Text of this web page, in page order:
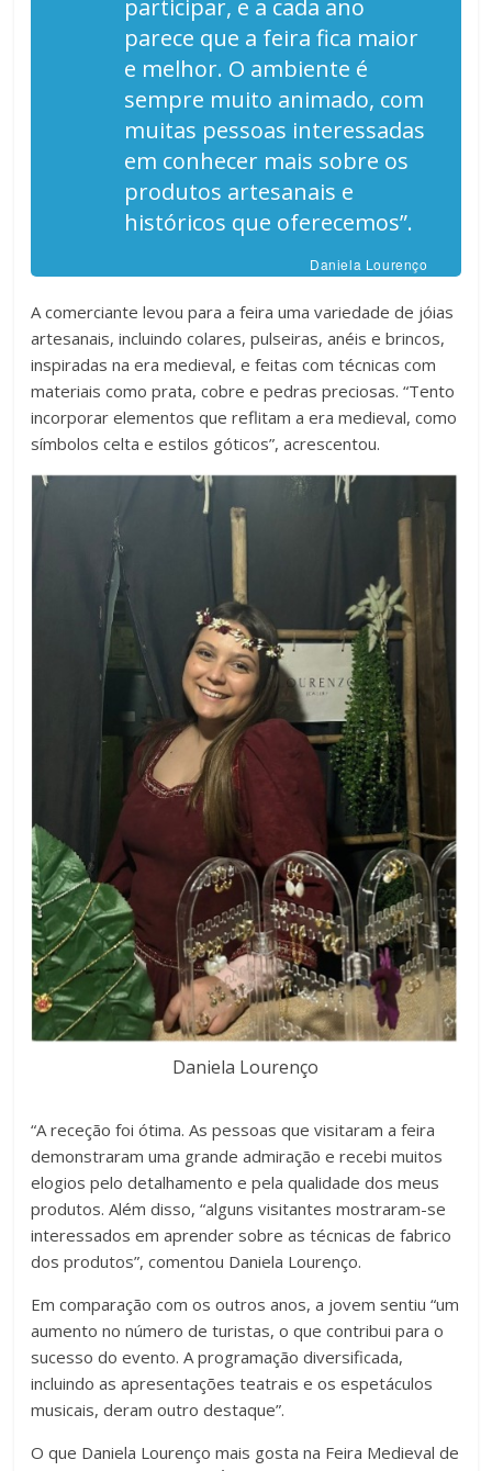
participar, e a cada ano
parece que a feira fica maior
e melhor. O ambiente é
sempre muito animado, com
muitas pessoas interessadas
em conhecer mais sobre os
produtos artesanais e
históricos que oferecemos”.
Daniela Lourenço
A comerciante levou para a feira uma variedade de jóias
artesanais, incluindo colares, pulseiras, anéis e brincos,
inspiradas na era medieval, e feitas com técnicas com
materiais como prata, cobre e pedras preciosas. “Tento
incorporar elementos que reflitam a era medieval, como
símbolos celta e estilos góticos”, acrescentou.
Daniela Lourenço
“A receção foi ótima. As pessoas que visitaram a feira
demonstraram uma grande admiração e recebi muitos
elogios pelo detalhamento e pela qualidade dos meus
produtos. Além disso, “alguns visitantes mostraram-se
interessados em aprender sobre as técnicas de fabrico
dos produtos”, comentou Daniela Lourenço.
Em comparação com os outros anos, a jovem sentiu “um
aumento no número de turistas, o que contribui para o
sucesso do evento. A programação diversificada,
incluindo as apresentações teatrais e os espetáculos
musicais, deram outro destaque”.
O que Daniela Lourenço mais gosta na Feira Medieval de